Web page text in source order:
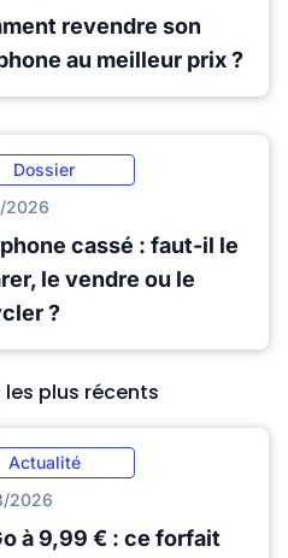
revendre son
au meilleur prix ?
Dossier
2026
cassé : faut-il le
le vendre ou le
?
les plus récents
Actualité
2026
à 9,99 € : ce forfait